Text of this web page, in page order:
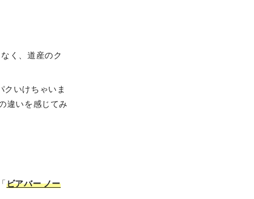
く、道産のク
クいけちゃいま
違いを感じてみ
ビアバー ノー